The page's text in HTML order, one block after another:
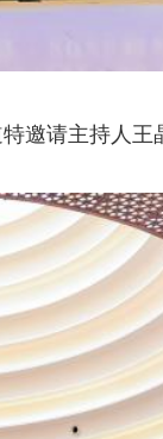
邀请主持人王